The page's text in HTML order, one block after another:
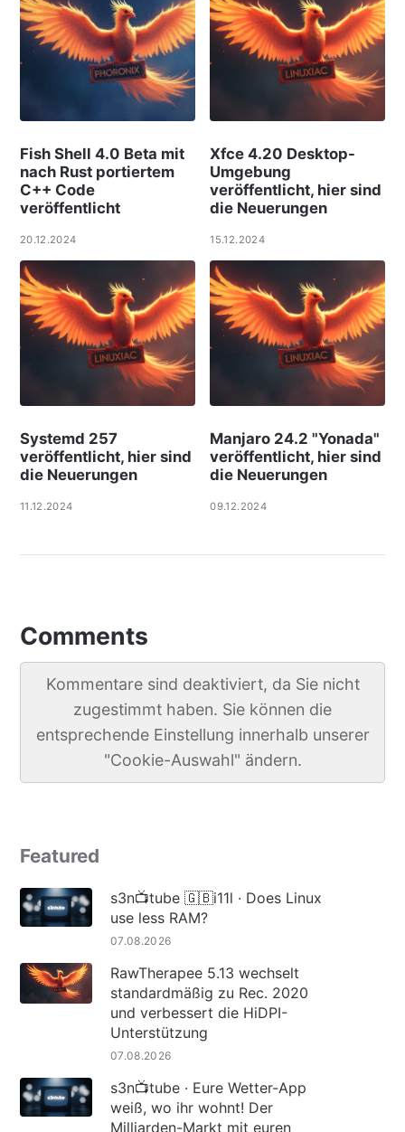
Fish Shell 4.0 Beta mit
nach Rust portiertem
C++ Code
veröffentlicht
20.12.2024
Xfce 4.20 Desktop-
Umgebung
veröffentlicht, hier sind
die Neuerungen
15.12.2024
Systemd 257
veröffentlicht, hier sind
die Neuerungen
11.12.2024
Manjaro 24.2 "Yonada"
veröffentlicht, hier sind
die Neuerungen
09.12.2024
Comments
Kommentare sind deaktiviert, da Sie nicht
zugestimmt haben. Sie können die
entsprechende Einstellung innerhalb unserer
"Cookie-Auswahl" ändern.
Featured
s3n📺tube 🇬🇧i11l · Does Linux
use less RAM?
07.08.2026
RawTherapee 5.13 wechselt
standardmäßig zu Rec. 2020
und verbessert die HiDPI-
Unterstützung
07.08.2026
s3n📺tube · Eure Wetter-App
weiß, wo ihr wohnt! Der
Milliarden-Markt mit euren